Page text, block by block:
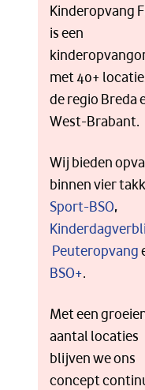
Kinderopvang
is een
met 40+
de regio Breda
West-Brabant.
Wij bieden
binnen vier
Sport-BSO,
Peuteropvang
BSO+.
Met een
aantal locaties
blijven we ons
concept